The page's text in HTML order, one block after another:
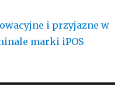
i przyjazne w
marki iPOS